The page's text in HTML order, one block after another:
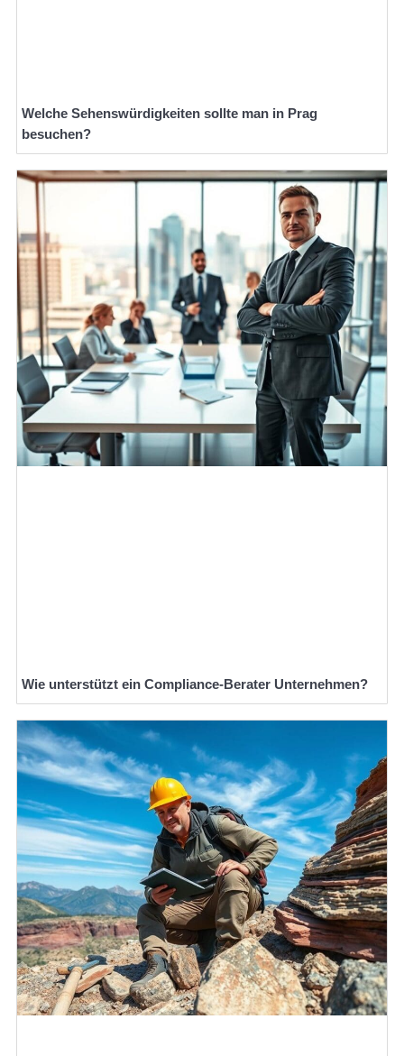
Welche Sehenswürdigkeiten sollte man in Prag
besuchen?
Wie unterstützt ein Compliance-Berater Unternehmen?